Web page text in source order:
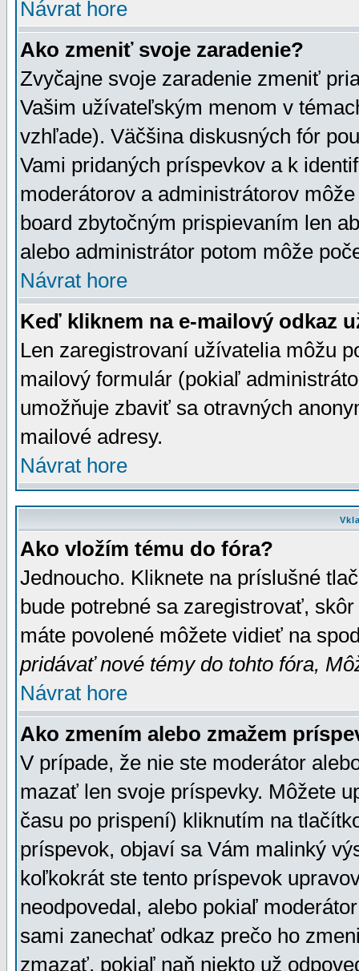
Návrat hore
Ako zmeniť svoje zaradenie?
Zvyčajne svoje zaradenie zmeniť
Vašim užívateľským menom v
vzhľade). Väčšina diskusných fór
Vami pridaných príspevkov a k
moderátorov a administrátorov
board zbytočným prispievaním len
alebo administrátor potom môže
Návrat hore
Keď kliknem na e-mailový odkaz
Len zaregistrovaní užívatelia môžu
mailový formulár (pokiaľ
umožňuje zbaviť sa otravných
mailové adresy.
Návrat hore
Ako vložím tému do fóra?
Jednoucho. Kliknete na príslušné
bude potrebné sa zaregistrovať,
máte povolené môžete vidieť na
pridávať nové témy do tohto fóra,
Návrat hore
Ako zmením alebo zmažem
V prípade, že nie ste moderátor
mazať len svoje príspevky. Môžete
času po prispení) kliknutím na
príspevok, objaví sa Vám malinký
koľkokrát ste tento príspevok
neodpovedal, alebo pokiaľ
sami zanechať odkaz prečo ho
zmazať, pokiaľ naň niekto už